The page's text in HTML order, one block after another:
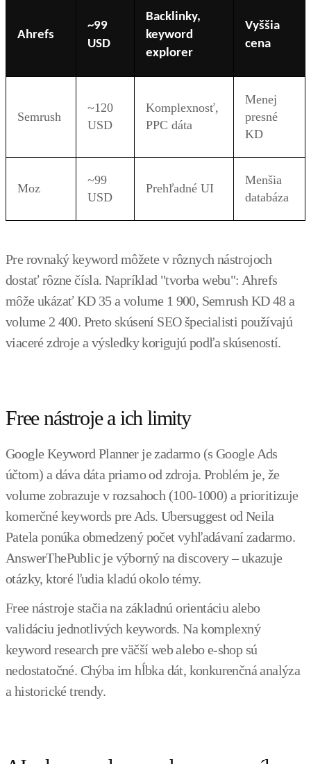
Ahrefs
~99
USD
Backlinky,
keyword
explorer
Vyššia
cena
Semrush
~120
USD
Komplexnosť,
PPC dáta
Menej
presné
KD
Moz
~99
USD
Prehľadné UI
Menšia
databáza
Pre rovnaký keyword môžete v rôznych nástrojoch
dostať rôzne čísla. Napríklad "tvorba webu": Ahrefs
môže ukázať KD 35 a volume 1 900, Semrush KD 48 a
volume 2 400. Preto skúsení SEO špecialisti používajú
viaceré zdroje a výsledky korigujú podľa skúseností.
Free nástroje a ich limity
Google Keyword Planner je zadarmo (s Google Ads
účtom) a dáva dáta priamo od zdroja. Problém je, že
volume zobrazuje v rozsahoch (100-1000) a prioritizuje
komerčné keywords pre Ads. Ubersuggest od Neila
Patela ponúka obmedzený počet vyhľadávaní zadarmo.
AnswerThePublic je výborný na discovery – ukazuje
otázky, ktoré ľudia kladú okolo témy.
Free nástroje stačia na základnú orientáciu alebo
validáciu jednotlivých keywords. Na komplexný
keyword research pre väčší web alebo e-shop sú
nedostatočné. Chýba im hĺbka dát, konkurenčná analýza
a historické trendy.